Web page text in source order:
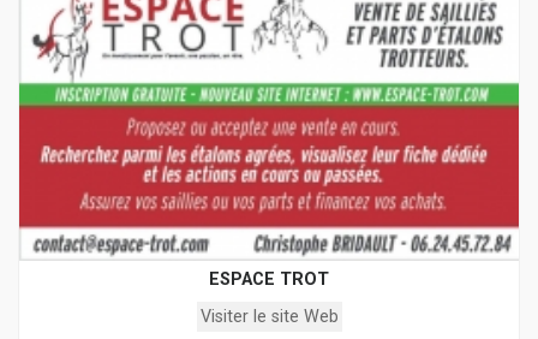
ESPACE TROT
Visiter le site Web